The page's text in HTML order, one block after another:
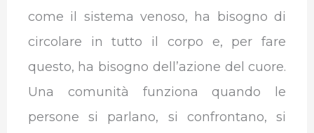
come il sistema venoso, ha bisogno di
circolare in tutto il corpo e, per fare
questo, ha bisogno dell’azione del cuore.
Una comunità funziona quando le
persone si parlano, si confrontano, si